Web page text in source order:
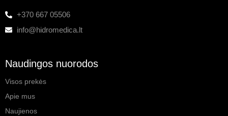
+370 667 05506
info@hidromedica.lt
Naudingos nuorodos
Visos prekės
Apie mus
Naujienos